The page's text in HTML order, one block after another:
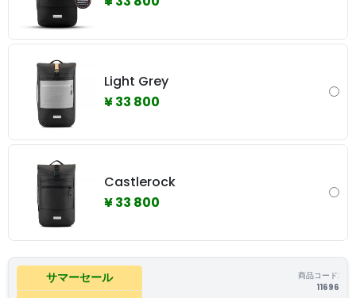
Light Grey
¥ 33 800
Castlerock
¥ 33 800
サマーセール
商品コード:
11696